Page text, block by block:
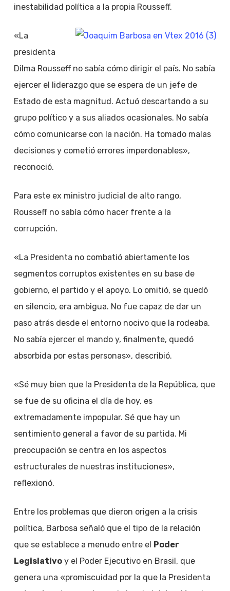
inestabilidad política a la propia Rousseff.
«La
presidenta
Dilma Rousseff no sabía cómo dirigir el país. No sabía
ejercer el liderazgo que se espera de un jefe de
Estado de esta magnitud. Actuó descartando a su
grupo político y a sus aliados ocasionales. No sabía
cómo comunicarse con la nación. Ha tomado malas
decisiones y cometió errores imperdonables»,
reconoció.
Para este ex ministro judicial de alto rango,
Rousseff no sabía cómo hacer frente a la
corrupción.
«La Presidenta no combatió abiertamente los
segmentos corruptos existentes en su base de
gobierno, el partido y el apoyo. Lo omitió, se quedó
en silencio, era ambigua. No fue capaz de dar un
paso atrás desde el entorno nocivo que la rodeaba.
No sabía ejercer el mando y, finalmente, quedó
absorbida por estas personas», describió.
«Sé muy bien que la Presidenta de la República, que
se fue de su oficina el día de hoy, es
extremadamente impopular. Sé que hay un
sentimiento general a favor de su partida. Mi
preocupación se centra en los aspectos
estructurales de nuestras instituciones»,
reflexionó.
Entre los problemas que dieron origen a la crisis
política, Barbosa señaló que el tipo de la relación
que se establece a menudo entre el Poder
Legislativoy el Poder Ejecutivo en Brasil, que
genera una «promiscuidad por la que la Presidenta